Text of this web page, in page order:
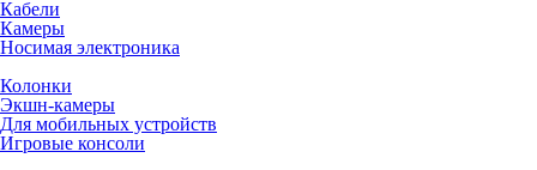
Кабели
Камеры
Носимая электроника
Колонки
Экшн-камеры
Для мобильных устройств
Игровые консоли